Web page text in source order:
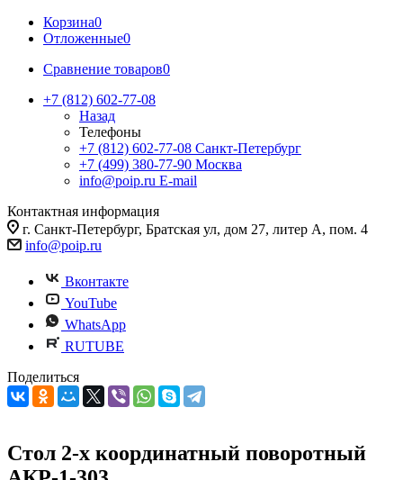
Корзина0
Отложенные0
Сравнение товаров0
+7 (812) 602-77-08
Назад
Телефоны
+7 (812) 602-77-08 Санкт-Петербург
+7 (499) 380-77-90 Москва
info@poip.ru E-mail
Контактная информация
г. Санкт-Петербург, Братская ул, дом 27, литер А, пом. 4
info@poip.ru
Вконтакте
YouTube
WhatsApp
RUTUBE
Поделиться
Стол 2-х координатный поворотный